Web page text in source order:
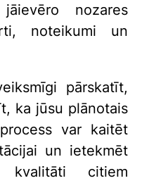
nozares
noteikumi un
pārskatīt,
ka jūsu plānotais
var kaitēt
un ietekmēt
kvalitāti citiem